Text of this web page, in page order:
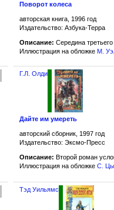
Поворот колеса
авторская книга, 1996 год
Издательство: Азбука-Терра
Описание: Середина
Иллюстрация на обложке М.
Г.Л. Олди
Дайте им умереть
авторский сборник, 1997 год
Издательство: Эксмо-Пресс
Описание: Второй роман
Иллюстрация на обложкеС.
Тэд Уильямс